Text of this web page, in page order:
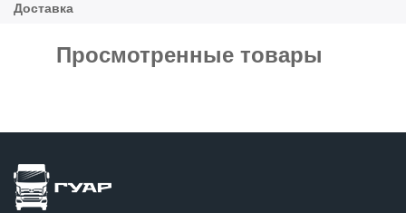
Просмотренные товары